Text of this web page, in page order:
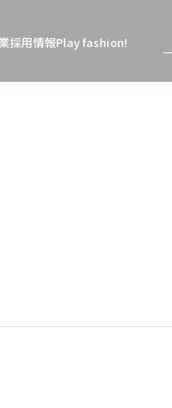
採用情報Play fashion!